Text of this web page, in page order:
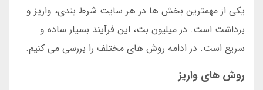
یکی از مهمترین بخش ها در هر سایت شرط بندی، واریز و
برداشت است. در میلیون بت، این فرآیند بسیار ساده و
سریع است. در ادامه روش های مختلف را بررسی می کنیم.
روش های واریز